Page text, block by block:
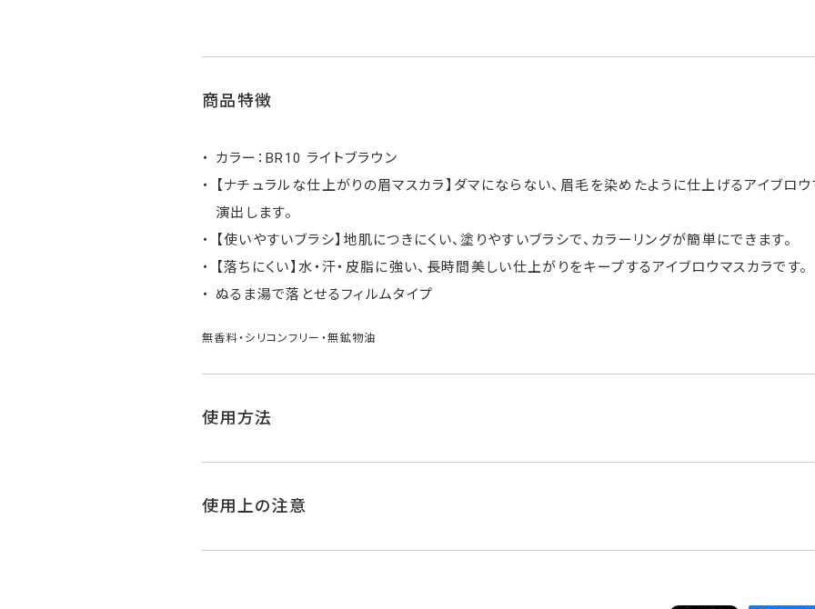
商品特徴
カラー：BR10 ライトブラウン
【ナチュラルな仕上がりの眉マスカラ】ダマにならない、眉毛を染めたように仕上げるアイブロ
演出します。
【使いやすいブラシ】地肌につきにくい、塗りやすいブラシで、カラーリングが簡単にできます。
【落ちにくい】水・汗・皮脂に強い、長時間美しい仕上がりをキープするアイブロウマスカラです。
ぬるま湯で落とせるフィルムタイプ
無香料・シリコンフリー・無鉱物油
使用方法
使用上の注意